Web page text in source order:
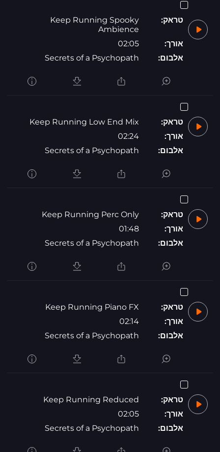
טראק:
Keep Running Spooky
Ambience
אורך:
02:05
אלבום:
Secrets of a Psychopath
טראק:
Keep Running Low End Mix
אורך:
02:24
אלבום:
Secrets of a Psychopath
טראק:
Keep Running Perc Only
אורך:
01:48
אלבום:
Secrets of a Psychopath
טראק:
Keep Running Piano FX
אורך:
02:14
אלבום:
Secrets of a Psychopath
טראק:
Keep Running Reduced
אורך:
02:05
אלבום:
Secrets of a Psychopath